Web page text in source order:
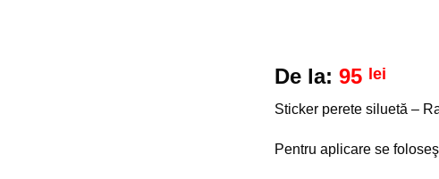
De la: 95 lei
Sticker perete siluetă –
Pentru aplicare se